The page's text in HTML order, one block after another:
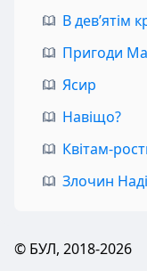
В дев’ятім
Пригоди
Ясир
Навіщо?
Квітам-
Злочин
© БУЛ, 2018-2026